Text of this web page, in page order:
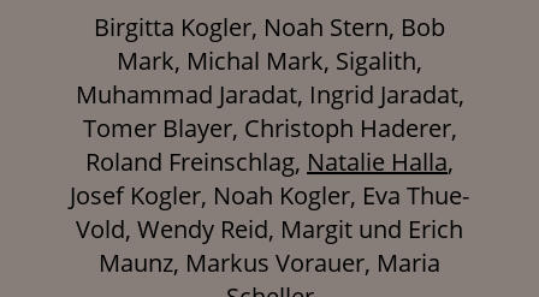
Birgitta Kogler, Noah Stern, Bob
Mark, Michal Mark, Sigalith,
Muhammad Jaradat, Ingrid Jaradat,
Tomer Blayer, Christoph Haderer,
Roland Freinschlag, Natalie Halla,
Josef Kogler, Noah Kogler, Eva Thue-
Vold, Wendy Reid, Margit und Erich
Maunz, Markus Vorauer, Maria